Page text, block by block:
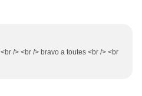
/> <br /> bravo a toutes <br /> <br